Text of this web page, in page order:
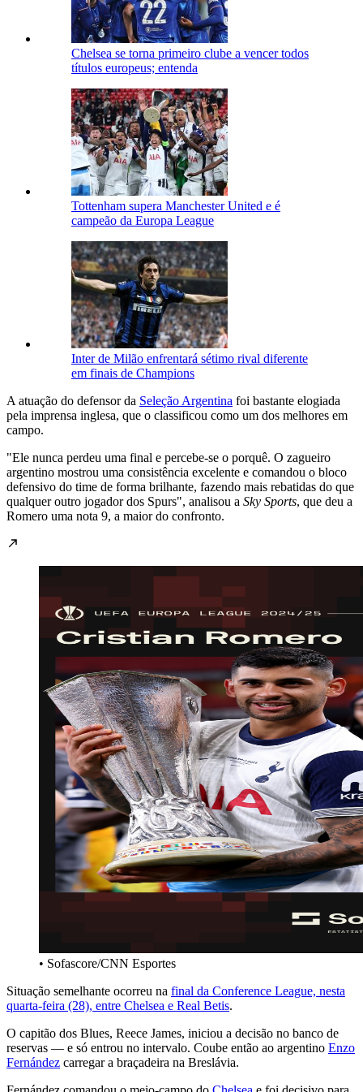
Chelsea se torna primeiro clube a vencer todos
títulos europeus; entenda
Tottenham supera Manchester United e é
campeão da Europa League
Inter de Milão enfrentará sétimo rival diferente
em finais de Champions
A atuação do defensor da Seleção Argentina foi bastante elogiada
pela imprensa inglesa, que o classificou como um dos melhores em
campo.
"Ele nunca perdeu uma final e percebe-se o porquê. O zagueiro
argentino mostrou uma consistência excelente e comandou o bloco
defensivo do time de forma brilhante, fazendo mais rebatidas do que
qualquer outro jogador dos Spurs", analisou a Sky Sports, que deu a
Romero uma nota 9, a maior do confronto.
• Sofascore/CNN Esportes
Situação semelhante ocorreu na final da Conference League, nesta
quarta-feira (28), entre Chelsea e Real Betis.
O capitão dos Blues, Reece James, iniciou a decisão no banco de
reservas — e só entrou no intervalo. Coube então ao argentino Enzo
Fernández carregar a braçadeira na Breslávia.